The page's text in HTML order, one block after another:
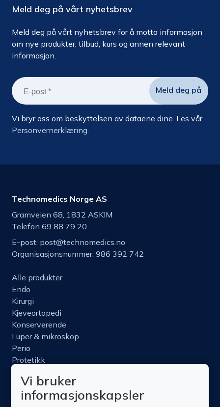
Meld deg på vårt nyhetsbrev
Meld deg på vårt nyhetsbrev for å motta informasjon
om nye produkter, tilbud, kurs og annen relevant
informasjon.
Vi bryr oss om beskyttelsen av dataene dine. Les vår
Personvernerklæring.
Technomedics Norge AS
Gramveien 68, 1832 ASKIM
Telefon 69 88 79 20
E-post: post@technomedics.no
Organisasjonsnummer: 986 392 742
Alle produkter
Endo
Kirurgi
Kjeveortopedi
Konserverende
Luper & mikroskop
Perio
Protetikk
Nettbutikk
Vi bruker
informasjonskapsler